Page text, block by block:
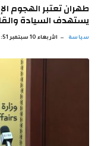
طهران تعتبر الهجوم
يستهدف السيادة
سياسة الأربعاء 10 سبتمبر 10:51 ص